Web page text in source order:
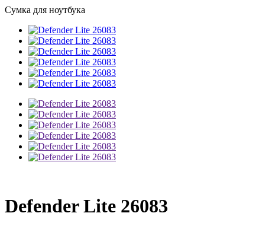
Сумка для ноутбука
Defender Lite 26083